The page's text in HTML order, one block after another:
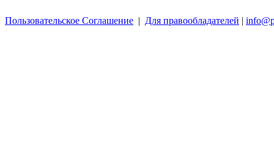
Пользовательское Соглашение | Для правообладателей |